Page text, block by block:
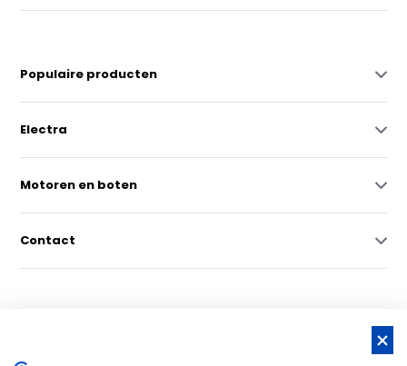
Populaire producten
Electra
Motoren en boten
Contact